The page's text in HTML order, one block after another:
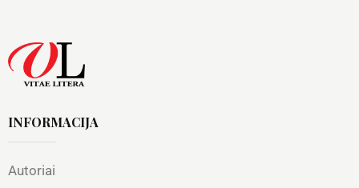
INFORMACIJA
Autoriai